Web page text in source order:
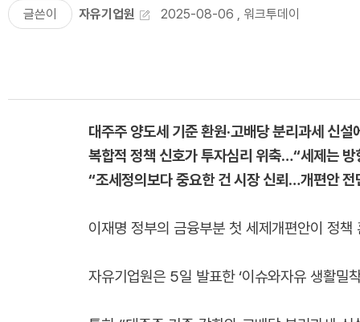
글쓴이 자유기업원 2025-08-06 , 워크투데이
대주주 양도세 기준 환원·고배당 분리과세 신
복합적 정책 신호가 투자심리 위축…“세제는 방
“조세정의보다 중요한 건 시장 신뢰…개편안 전
이재명 정부의 금융부분 첫 세제개편안이 정
자유기업원은 5일 발표한 ‘이슈와자유 생활밀